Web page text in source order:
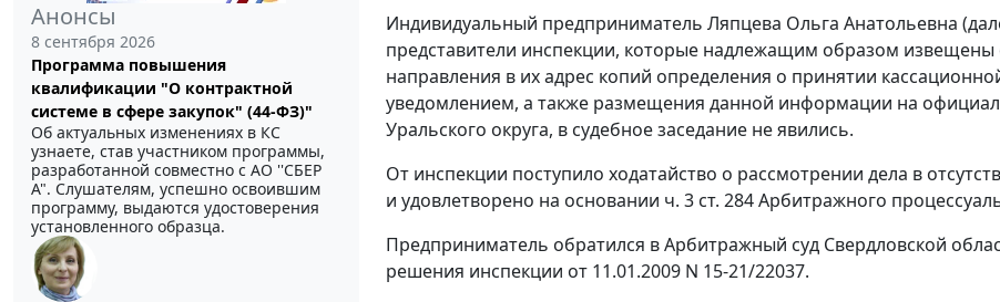
Анонсы
8 сентября 2026
Программа повышения
квалификации "О контрактной
системе в сфере закупок" (44-ФЗ)"
Об актуальных изменениях в КС
узнаете, став участником программы,
разработанной совместно с АО ''СБЕР
А". Слушателям, успешно освоившим
программу, выдаются удостоверения
установленного образца.
Индивидуальный предприниматель Ляпцева Ольга Анатольевна
представители инспекции, которые надлежащим образом извещены
направления в их адрес копий определения о принятии
уведомлением, а также размещения данной информации на
Уральского округа, в судебное заседание не явились.
От инспекции поступило ходатайство о рассмотрении дела в
и удовлетворено на основании ч. 3 ст. 284Арбитражного
Предприниматель обратился в Арбитражный суд Свердловской
решения инспекции от 11.01.2009 N 15-21/22037.